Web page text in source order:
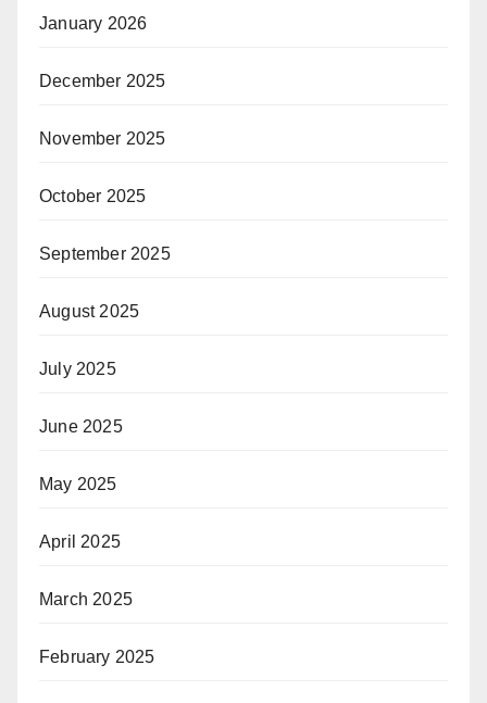
January 2026
December 2025
November 2025
October 2025
September 2025
August 2025
July 2025
June 2025
May 2025
April 2025
March 2025
February 2025